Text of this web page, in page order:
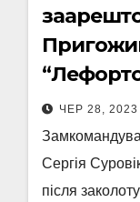
ЧЕР 28, 2023
Сергія
після